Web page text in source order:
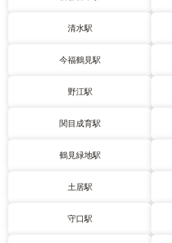
清水駅
今福鶴見駅
野江駅
関目成育駅
鶴見緑地駅
土居駅
守口駅